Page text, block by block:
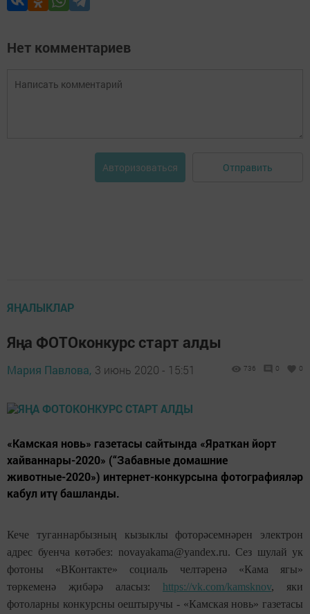
Нет комментариев
Авторизоваться Отправить
ЯҢАЛЫКЛАР
Яңа ФОТОконкурс старт алды
Мария Павлова, 3 июнь 2020 - 15:51 736 0 0
«Камская новь» газетасы сайтында «Яраткан йорт
хайваннары-2020» (“Забавные домашние
животные-2020») интернет-конкурсына фотографияләр
кабул итү башланды.
Кече туганнарбызның кызыклы фоторәсемнәрен электрон
адрес буенча көтәбез: novayakama@yandex.ru. Сез шулай ук
фотоны «ВКонтакте» социаль челтәренә «Кама ягы»
төркеменә җибәрә аласыз: https://vk.com/kamsknov, яки
фотоларны конкурсны оештыручы - «Камская новь» газетасы